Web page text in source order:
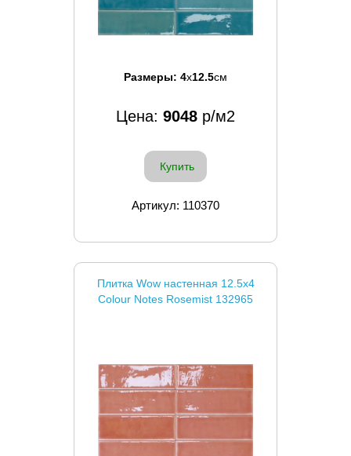
Размеры: 4x12.5см
Цена: 9048 р/м2
Купить
Артикул: 110370
Плитка Wow настенная 12.5x4
Colour Notes Rosemist 132965